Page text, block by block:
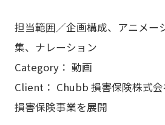
担当範囲／企画構成、アニメー
集、ナレーション
Category： 動画
Client： Chubb 損害保険株式
損害保険事業を展開